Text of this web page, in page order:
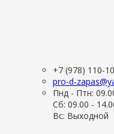
+7 (978) 110-
pro-d-
Пнд - Птн:
Сб: 09.00 -
Вс: Выходной